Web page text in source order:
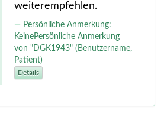
weiterempfehlen.
Persönliche Anmerkung:
KeinePersönliche Anmerkung
von "DGK1943" (Benutzername,
Patient)
Details